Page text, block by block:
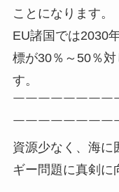
ことになります。
EU諸国では2030
標が30％～50％
す。
￣￣￣￣￣￣￣￣
￣￣￣￣￣￣￣￣
資源少なく、海に
ギー問題に真剣に